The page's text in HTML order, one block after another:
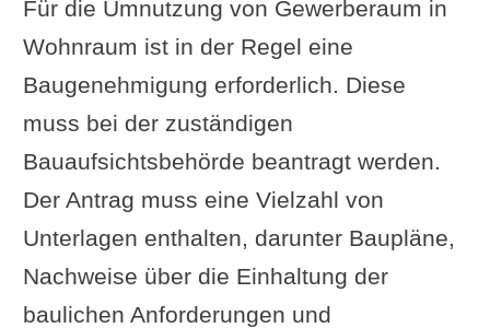
Für die Umnutzung von Gewerberaum in
Wohnraum ist in der Regel eine
Baugenehmigung erforderlich. Diese
muss bei der zuständigen
Bauaufsichtsbehörde beantragt werden.
Der Antrag muss eine Vielzahl von
Unterlagen enthalten, darunter Baupläne,
Nachweise über die Einhaltung der
baulichen Anforderungen und